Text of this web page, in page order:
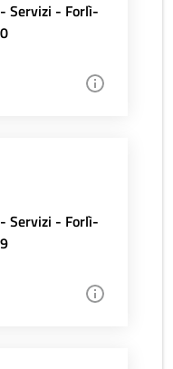
Servizi - Forlì-
Servizi - Forlì-